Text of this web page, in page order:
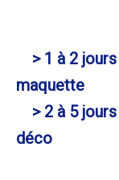
> 1 à 2
maquette
> 2 à 5
déco